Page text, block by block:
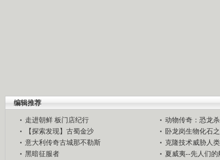
编辑推荐
走进朝鲜 板门店纪行
动物传奇：恐龙
【探索发现】古蜀金沙
卧龙岗生物化石
意大利传奇古城那不勒斯
克隆技术威胁人
黑暗征服者
夏威夷--先人们的